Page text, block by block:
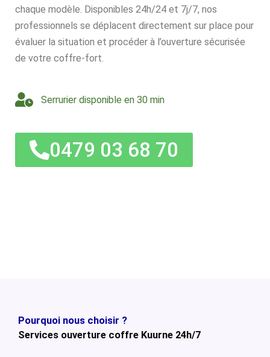
chaque modèle. Disponibles 24h/24 et 7j/7, nos
professionnels se déplacent directement sur place pour
évaluer la situation et procéder à l’ouverture sécurisée
de votre coffre-fort.
Serrurier disponible en 30 min
0479 03 68 70
Pourquoi nous choisir ?
Services ouverture coffre Kuurne 24h/7